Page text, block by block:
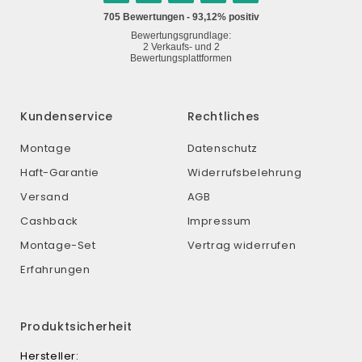
Kundenservice
Montage
Haft-Garantie
Versand
Cashback
Montage-Set
Erfahrungen
Rechtliches
Datenschutz
Widerrufsbelehrung
AGB
Impressum
Vertrag widerrufen
Produktsicherheit
Hersteller: